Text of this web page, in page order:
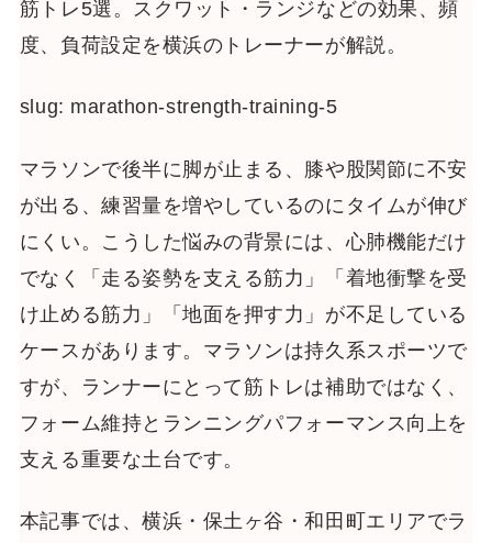
筋トレ5選。スクワット・ランジなどの効果、頻
度、負荷設定を横浜のトレーナーが解説。
slug: marathon-strength-training-5
マラソンで後半に脚が止まる、膝や股関節に不安
が出る、練習量を増やしているのにタイムが伸び
にくい。こうした悩みの背景には、心肺機能だけ
でなく「走る姿勢を支える筋力」「着地衝撃を受
け止める筋力」「地面を押す力」が不足している
ケースがあります。マラソンは持久系スポーツで
すが、ランナーにとって筋トレは補助ではなく、
フォーム維持とランニングパフォーマンス向上を
支える重要な土台です。
本記事では、横浜・保土ヶ谷・和田町エリアでラ